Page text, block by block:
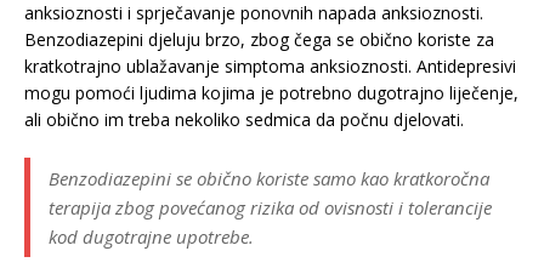
anksioznosti i sprječavanje ponovnih napada anksioznosti.
Benzodiazepini djeluju brzo, zbog čega se obično koriste za
kratkotrajno ublažavanje simptoma anksioznosti. Antidepresivi
mogu pomoći ljudima kojima je potrebno dugotrajno liječenje,
ali obično im treba nekoliko sedmica da počnu djelovati.
Benzodiazepini se obično koriste samo kao kratkoročna
terapija zbog povećanog rizika od ovisnosti i tolerancije
kod dugotrajne upotrebe.